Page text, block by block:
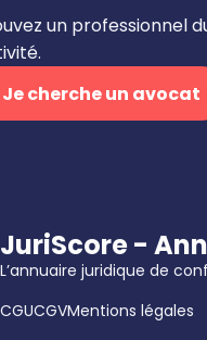
un professionnel
Je cherche un avocat
JuriScore -
L’annuaire juridique de
CGUCGVMentions légales